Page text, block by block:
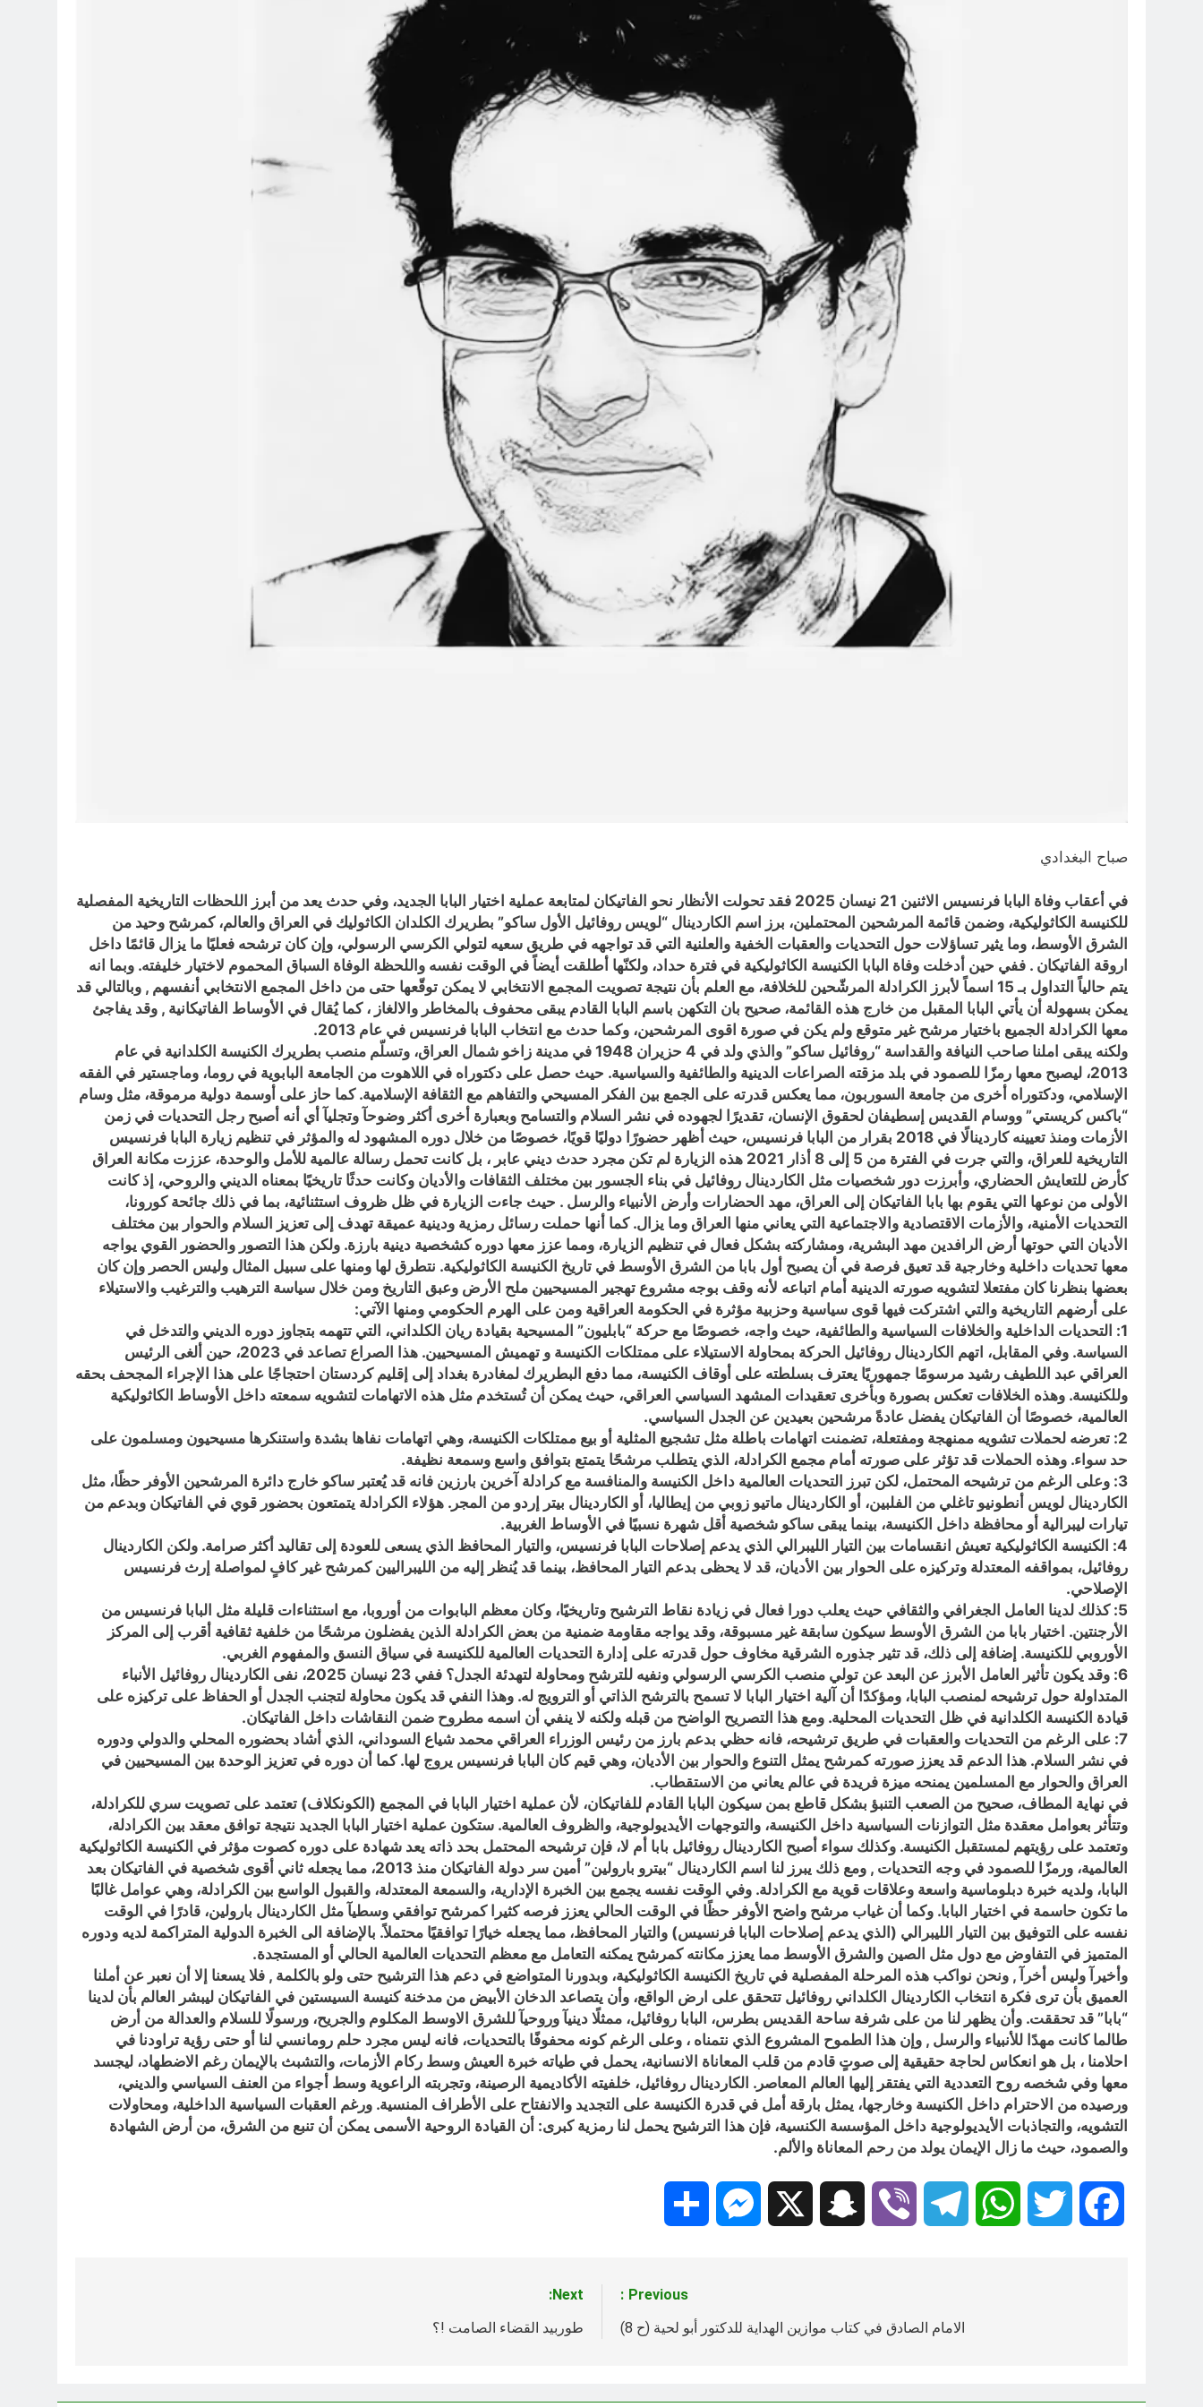
صباح البغدادي
في أعقاب وفاة البابا فرنسيس الاثنين 21 نيسان 2025 فقد تحولت الأنظار نحو الفاتيكان لمتابعة عملية اختيار البابا الجديد، وفي حدث يعد من أبرز اللحظات التاريخية المفصلية
للكنيسة الكاثوليكية، وضمن قائمة المرشحين المحتملين، برز اسم الكاردينال “لويس روفائيل الأول ساكو” بطريرك الكلدان الكاثوليك في العراق والعالم، كمرشح وحيد من
الشرق الأوسط، وما يثير تساؤلات حول التحديات والعقبات الخفية والعلنية التي قد تواجهه في طريق سعيه لتولي الكرسي الرسولي، وإن كان ترشحه فعليًا ما يزال قائمًا داخل
اروقة الفاتيكان . ففي حين أدخلت وفاة البابا الكنيسة الكاثوليكية في فترة حداد، ولكنّها أطلقت أيضاً في الوقت نفسه واللحظة الوفاة السباق المحموم لاختيار خليفته. وبما انه
يتم حالياً التداول بـ 15 اسماً لأبرز الكرادلة المرشّحين للخلافة، مع العلم بأن نتيجة تصويت المجمع الانتخابي لا يمكن توقّعها حتى من داخل المجمع الانتخابي أنفسهم , وبالتالي قد
يمكن بسهولة أن يأتي البابا المقبل من خارج هذه القائمة، صحيح بان التكهن باسم البابا القادم يبقى محفوف بالمخاطر والالغاز ، كما يُقال في الأوساط الفاتيكانية , وقد يفاجئ
معها الكرادلة الجميع باختيار مرشح غير متوقع ولم يكن في صورة اقوى المرشحين، وكما حدث مع انتخاب البابا فرنسيس في عام 2013.
ولكنه يبقى املنا صاحب النيافة والقداسة “روفائيل ساكو” والذي ولد في 4 حزيران 1948 في مدينة زاخو شمال العراق، وتسلّم منصب بطريرك الكنيسة الكلدانية في عام
2013، ليصبح معها رمزًا للصمود في بلد مزقته الصراعات الدينية والطائفية والسياسية. حيث حصل على دكتوراه في اللاهوت من الجامعة البابوية في روما، وماجستير في الفقه
الإسلامي، ودكتوراه أخرى من جامعة السوربون، مما يعكس قدرته على الجمع بين الفكر المسيحي والتفاهم مع الثقافة الإسلامية. كما حاز على أوسمة دولية مرموقة، مثل وسام
“باكس كريستي” ووسام القديس إسطيفان لحقوق الإنسان، تقديرًا لجهوده في نشر السلام والتسامح وبعبارة أخرى أكثر وضوحآ وتجليآ أي أنه أصبح رجل التحديات في زمن
الأزمات ومنذ تعيينه كاردينالًا في 2018 بقرار من البابا فرنسيس، حيث أظهر حضورًا دوليًا قويًا، خصوصًا من خلال دوره المشهود له والمؤثر في تنظيم زيارة البابا فرنسيس
التاريخية للعراق، والتي جرت في الفترة من 5 إلى 8 أذار 2021 هذه الزيارة لم تكن مجرد حدث ديني عابر ، بل كانت تحمل رسالة عالمية للأمل والوحدة، عززت مكانة العراق
كأرض للتعايش الحضاري، وأبرزت دور شخصيات مثل الكاردينال روفائيل في بناء الجسور بين مختلف الثقافات والأديان وكانت حدثًا تاريخيًا بمعناه الديني والروحي، إذ كانت
الأولى من نوعها التي يقوم بها بابا الفاتيكان إلى العراق، مهد الحضارات وأرض الأنبياء والرسل . حيث جاءت الزيارة في ظل ظروف استثنائية، بما في ذلك جائحة كورونا،
التحديات الأمنية، والأزمات الاقتصادية والاجتماعية التي يعاني منها العراق وما يزال. كما أنها حملت رسائل رمزية ودينية عميقة تهدف إلى تعزيز السلام والحوار بين مختلف
الأديان التي حوتها أرض الرافدين مهد البشرية، ومشاركته بشكل فعال في تنظيم الزيارة، ومما عزز معها دوره كشخصية دينية بارزة. ولكن هذا التصور والحضور القوي يواجه
معها تحديات داخلية وخارجية قد تعيق فرصة في أن يصبح أول بابا من الشرق الأوسط في تاريخ الكنيسة الكاثوليكية. نتطرق لها ومنها على سبيل المثال وليس الحصر وإن كان
بعضها بنظرنا كان مفتعلا لتشويه صورته الدينية أمام اتباعه لأنه وقف بوجه مشروع تهجير المسيحيين ملح الأرض وعبق التاريخ ومن خلال سياسة الترهيب والترغيب والاستيلاء
على أرضهم التاريخية والتي اشتركت فيها قوى سياسية وحزبية مؤثرة في الحكومة العراقية ومن على الهرم الحكومي ومنها الآتي:
1: التحديات الداخلية والخلافات السياسية والطائفية، حيث واجه، خصوصًا مع حركة “بابليون” المسيحية بقيادة ريان الكلداني، التي تتهمه بتجاوز دوره الديني والتدخل في
السياسة. وفي المقابل، اتهم الكاردينال روفائيل الحركة بمحاولة الاستيلاء على ممتلكات الكنيسة و تهميش المسيحيين. هذا الصراع تصاعد في 2023، حين ألغى الرئيس
العراقي عبد اللطيف رشيد مرسومًا جمهوريًا يعترف بسلطته على أوقاف الكنيسة، مما دفع البطريرك لمغادرة بغداد إلى إقليم كردستان احتجاجًا على هذا الإجراء المجحف بحقه
وللكنيسة. وهذه الخلافات تعكس بصورة وبأخرى تعقيدات المشهد السياسي العراقي، حيث يمكن أن تُستخدم مثل هذه الاتهامات لتشويه سمعته داخل الأوساط الكاثوليكية
العالمية، خصوصًا أن الفاتيكان يفضل عادةً مرشحين بعيدين عن الجدل السياسي.
2: تعرضه لحملات تشويه ممنهجة ومفتعلة، تضمنت اتهامات باطلة مثل تشجيع المثلية أو بيع ممتلكات الكنيسة، وهي اتهامات نفاها بشدة واستنكرها مسيحيون ومسلمون على
حد سواء. وهذه الحملات قد تؤثر على صورته أمام مجمع الكرادلة، الذي يتطلب مرشحًا يتمتع بتوافق واسع وسمعة نظيفة.
3: وعلى الرغم من ترشيحه المحتمل، لكن تبرز التحديات العالمية داخل الكنيسة والمنافسة مع كرادلة آخرين بارزين فانه قد يُعتبر ساكو خارج دائرة المرشحين الأوفر حظًا، مثل
الكاردينال لويس أنطونيو تاغلي من الفلبين، أو الكاردينال ماتيو زوبي من إيطاليا، أو الكاردينال بيتر إردو من المجر. هؤلاء الكرادلة يتمتعون بحضور قوي في الفاتيكان وبدعم من
تيارات ليبرالية أو محافظة داخل الكنيسة، بينما يبقى ساكو شخصية أقل شهرة نسبيًا في الأوساط الغربية.
4: الكنيسة الكاثوليكية تعيش انقسامات بين التيار الليبرالي الذي يدعم إصلاحات البابا فرنسيس، والتيار المحافظ الذي يسعى للعودة إلى تقاليد أكثر صرامة. ولكن الكاردينال
روفائيل، بمواقفه المعتدلة وتركيزه على الحوار بين الأديان، قد لا يحظى بدعم التيار المحافظ، بينما قد يُنظر إليه من الليبراليين كمرشح غير كافٍ لمواصلة إرث فرنسيس
الإصلاحي.
5: كذلك لدينا العامل الجغرافي والثقافي حيث يعلب دورا فعال في زيادة نقاط الترشيح وتاريخيًا، وكان معظم البابوات من أوروبا، مع استثناءات قليلة مثل البابا فرنسيس من
الأرجنتين. اختيار بابا من الشرق الأوسط سيكون سابقة غير مسبوقة، وقد يواجه مقاومة ضمنية من بعض الكرادلة الذين يفضلون مرشحًا من خلفية ثقافية أقرب إلى المركز
الأوروبي للكنيسة. إضافة إلى ذلك، قد تثير جذوره الشرقية مخاوف حول قدرته على إدارة التحديات العالمية للكنيسة في سياق النسق والمفهوم الغربي.
6: وقد يكون تأثير العامل الأبرز عن البعد عن تولي منصب الكرسي الرسولي ونفيه للترشح ومحاولة لتهدئة الجدل؟ ففي 23 نيسان 2025، نفى الكاردينال روفائيل الأنباء
المتداولة حول ترشيحه لمنصب البابا، ومؤكدًا أن آلية اختيار البابا لا تسمح بالترشح الذاتي أو الترويج له. وهذا النفي قد يكون محاولة لتجنب الجدل أو الحفاظ على تركيزه على
قيادة الكنيسة الكلدانية في ظل التحديات المحلية. ومع هذا التصريح الواضح من قبله ولكنه لا ينفي أن اسمه مطروح ضمن النقاشات داخل الفاتيكان.
7: على الرغم من التحديات والعقبات في طريق ترشيحه، فانه حظي بدعم بارز من رئيس الوزراء العراقي محمد شياع السوداني، الذي أشاد بحضوره المحلي والدولي ودوره
في نشر السلام. هذا الدعم قد يعزز صورته كمرشح يمثل التنوع والحوار بين الأديان، وهي قيم كان البابا فرنسيس يروج لها. كما أن دوره في تعزيز الوحدة بين المسيحيين في
العراق والحوار مع المسلمين يمنحه ميزة فريدة في عالم يعاني من الاستقطاب.
في نهاية المطاف، صحيح من الصعب التنبؤ بشكل قاطع بمن سيكون البابا القادم للفاتيكان، لأن عملية اختيار البابا في المجمع (الكونكلاف) تعتمد على تصويت سري للكرادلة،
وتتأثر بعوامل معقدة مثل التوازنات السياسية داخل الكنيسة، والتوجهات الأيديولوجية، والظروف العالمية. ستكون عملية اختيار البابا الجديد نتيجة توافق معقد بين الكرادلة،
وتعتمد على رؤيتهم لمستقبل الكنيسة. وكذلك سواء أصبح الكاردينال روفائيل بابا أم لا، فإن ترشيحه المحتمل بحد ذاته يعد شهادة على دوره كصوت مؤثر في الكنيسة الكاثوليكية
العالمية، ورمزًا للصمود في وجه التحديات , ومع ذلك يبرز لنا اسم الكاردينال “بيترو بارولين” أمين سر دولة الفاتيكان منذ 2013، مما يجعله ثاني أقوى شخصية في الفاتيكان بعد
البابا، ولديه خبرة دبلوماسية واسعة وعلاقات قوية مع الكرادلة. وفي الوقت نفسه يجمع بين الخبرة الإدارية، والسمعة المعتدلة، والقبول الواسع بين الكرادلة، وهي عوامل غالبًا
ما تكون حاسمة في اختيار البابا. وكما أن غياب مرشح واضح الأوفر حظًا في الوقت الحالي يعزز فرصه كثيرا كمرشح توافقي وسطيآ مثل الكاردينال بارولين، قادرًا في الوقت
نفسه على التوفيق بين التيار الليبرالي (الذي يدعم إصلاحات البابا فرنسيس) والتيار المحافظ، مما يجعله خيارًا توافقيًا محتملاً. بالإضافة الى الخبرة الدولية المتراكمة لديه ودوره
المتميز في التفاوض مع دول مثل الصين والشرق الأوسط مما يعزز مكانته كمرشح يمكنه التعامل مع معظم التحديات العالمية الحالي أو المستجدة.
وأخيرآ وليس أخرآ , ونحن نواكب هذه المرحلة المفصلية في تاريخ الكنيسة الكاثوليكية، وبدورنا المتواضع في دعم هذا الترشيح حتى ولو بالكلمة , فلا يسعنا إلا أن نعبر عن أملنا
العميق بأن ترى فكرة انتخاب الكاردينال الكلداني روفائيل تتحقق على ارض الواقع، وأن يتصاعد الدخان الأبيض من مدخنة كنيسة السيستين في الفاتيكان ليبشر العالم بأن لدينا
“بابا” قد تحققت. وأن يظهر لنا من على شرفة ساحة القديس بطرس، البابا روفائيل، ممثلًا دينيآ وروحيآ للشرق الاوسط المكلوم والجريح، ورسولًا للسلام والعدالة من أرض
طالما كانت مهدًا للأنبياء والرسل , وإن هذا الطموح المشروع الذي نتمناه ، وعلى الرغم كونه محفوفًا بالتحديات، فانه ليس مجرد حلم رومانسي لنا أو حتى رؤية تراودنا في
احلامنا ، بل هو انعكاس لحاجة حقيقية إلى صوتٍ قادم من قلب المعاناة الانسانية، يحمل في طياته خبرة العيش وسط ركام الأزمات، والتشبث بالإيمان رغم الاضطهاد، ليجسد
معها وفي شخصه روح التعددية التي يفتقر إليها العالم المعاصر. الكاردينال روفائيل، خلفيته الأكاديمية الرصينة، وتجربته الراعوية وسط أجواء من العنف السياسي والديني،
ورصيده من الاحترام داخل الكنيسة وخارجها، يمثل بارقة أمل في قدرة الكنيسة على التجديد والانفتاح على الأطراف المنسية. ورغم العقبات السياسية الداخلية، ومحاولات
التشويه، والتجاذبات الأيديولوجية داخل المؤسسة الكنسية، فإن هذا الترشيح يحمل لنا رمزية كبرى: أن القيادة الروحية الأسمى يمكن أن تنبع من الشرق، من أرض الشهادة
والصمود، حيث ما زال الإيمان يولد من رحم المعاناة والألم.
Facebook
Twitter
WhatsApp
Telegram
Viber
Snapchat
Messenger
Previous:
الامام الصادق في كتاب موازين الهداية للدكتور أبو لحية (ح 8)
Next:
طوربيد القضاء الصامت !؟